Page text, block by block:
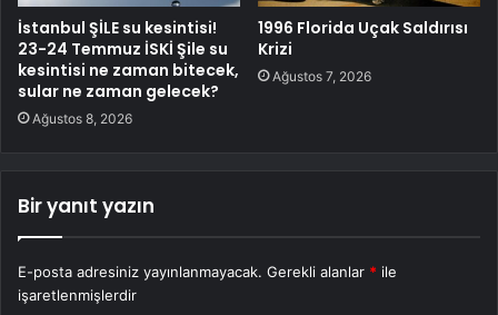
İstanbul ŞİLE su kesintisi!
23-24 Temmuz İSKİ Şile su
kesintisi ne zaman bitecek,
sular ne zaman gelecek?
Ağustos 8, 2026
1996 Florida Uçak Saldırısı
Krizi
Ağustos 7, 2026
Bir yanıt yazın
E-posta adresiniz yayınlanmayacak. Gerekli alanlar * ile
işaretlenmişlerdir